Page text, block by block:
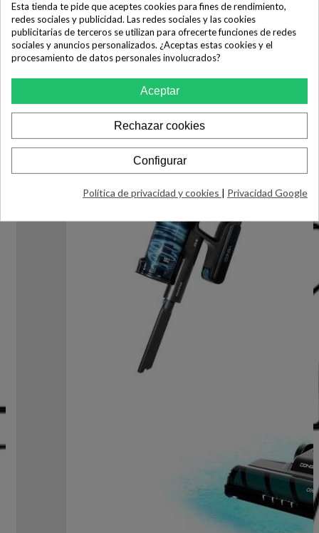
Esta tienda te pide que aceptes cookies para fines de rendimiento,
redes sociales y publicidad. Las redes sociales y las cookies
publicitarias de terceros se utilizan para ofrecerte funciones de redes
sociales y anuncios personalizados. ¿Aceptas estas cookies y el
procesamiento de datos personales involucrados?
Aceptar
Rechazar cookies
Configurar
Política de privacidad y cookies | Privacidad Google